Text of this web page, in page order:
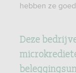
hebben ze
Deze